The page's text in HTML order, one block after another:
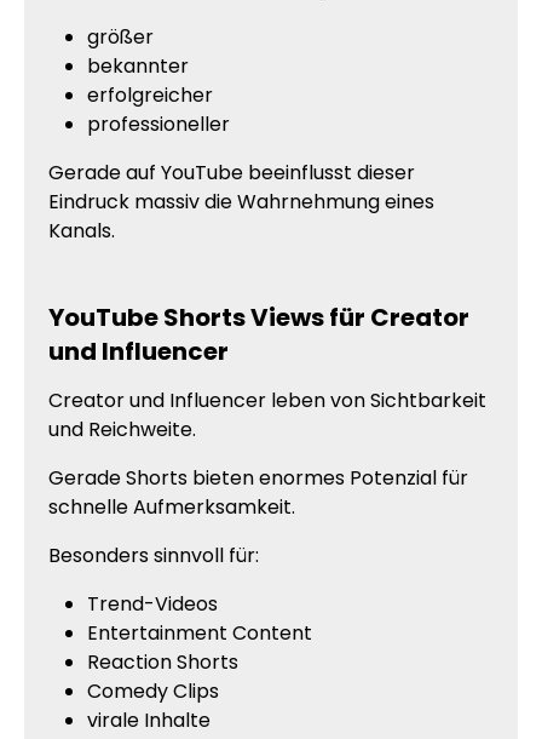
größer
bekannter
erfolgreicher
professioneller
Gerade auf YouTube beeinflusst dieser
Eindruck massiv die Wahrnehmung eines
Kanals.
YouTube Shorts Views für Creator
und Influencer
Creator und Influencer leben von Sichtbarkeit
und Reichweite.
Gerade Shorts bieten enormes Potenzial für
schnelle Aufmerksamkeit.
Besonders sinnvoll für:
Trend-Videos
Entertainment Content
Reaction Shorts
Comedy Clips
virale Inhalte